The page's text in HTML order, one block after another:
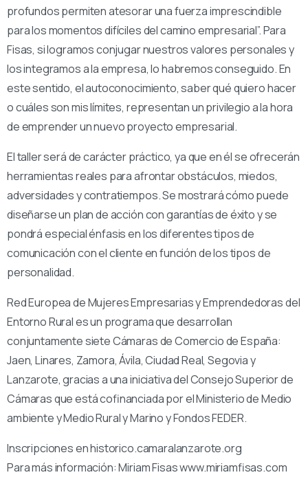
profundos permiten atesorar una fuerza imprescindible
para los momentos difíciles del camino empresarial”. Para
Fisas, si logramos conjugar nuestros valores personales y
los integramos a la empresa, lo habremos conseguido. En
este sentido, el autoconocimiento, saber qué quiero hacer
o cuáles son mis límites, representan un privilegio a la hora
de emprender un nuevo proyecto empresarial.
El taller será de carácter práctico, ya que en él se ofrecerán
herramientas reales para afrontar obstáculos, miedos,
adversidades y contratiempos. Se mostrará cómo puede
diseñarse un plan de acción con garantías de éxito y se
pondrá especial énfasis en los diferentes tipos de
comunicación con el cliente en función de los tipos de
personalidad.
Red Europea de Mujeres Empresarias y Emprendedoras del
Entorno Rural es un programa que desarrollan
conjuntamente siete Cámaras de Comercio de España:
Jaen, Linares, Zamora, Ávila, Ciudad Real, Segovia y
Lanzarote, gracias a una iniciativa del Consejo Superior de
Cámaras que está cofinanciada por el Ministerio de Medio
ambiente y Medio Rural y Marino y Fondos FEDER.
Inscripciones en historico.camaralanzarote.org
Para más información: Miriam Fisas www.miriamfisas.com